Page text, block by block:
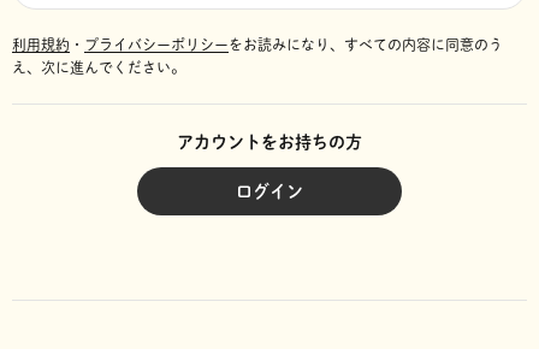
利用規約 ・ プライバシーポリシーをお読みになり、 すべての内容に同意のう
え、次に進んでください。
アカウントをお持ちの方
ログイン